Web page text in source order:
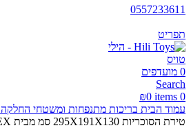
0557233611
תפריט
0 מועדפים
Search
0
items
₪0
עמוד הבית בריכות מתנפחות ומשטחי החלקה
טירת הסוכריות 295X191X130 סמ מבית INTEX